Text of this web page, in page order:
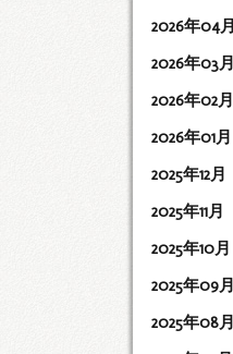
2026年04月
2026年03月
2026年02月
2026年01月
2025年12月
2025年11月
2025年10月
2025年09月
2025年08月